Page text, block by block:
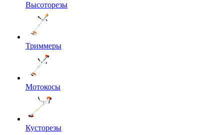
Высоторезы
Триммеры
Мотокосы
Кусторезы